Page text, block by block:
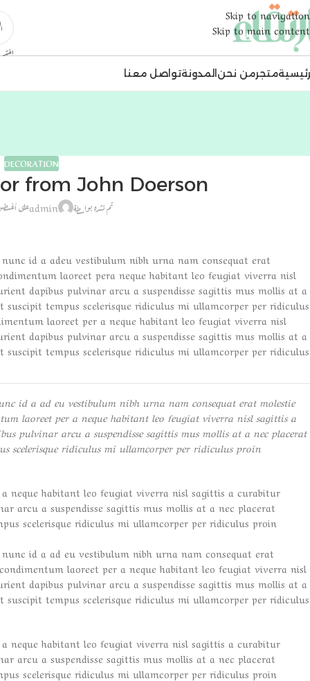
Skip to navigation
Skip to main content
متجرمن نحن المدونةتواصل معنا
DECORATION
from John Doerson
تم نشره بواسطة adminعلى أغسطس 26,
id a adeu vestibulum nibh urna nam consequat erat
laoreet pera neque habitant leo feugiat viverra nisl
dapibus pulvinar arcu a suspendisse sagittis mus mollis at a
suscipit tempus scelerisque ridiculus mi ullamcorper per ridiculus
laoreet per a neque habitant leo feugiat viverra nisl
dapibus pulvinar arcu a suspendisse sagittis mus mollis at a
suscipit tempus scelerisque ridiculus mi ullamcorper per ridiculus
id a ad eu vestibulum nibh urna nam consequat erat molestie
laoreet per a neque habitant leo feugiat viverra nisl sagittis a
pulvinar arcu a suspendisse sagittis mus mollis at a nec placerat
scelerisque ridiculus mi ullamcorper per ridiculus proin
neque habitant leo feugiat viverra nisl sagittis a curabitur
arcu a suspendisse sagittis mus mollis at a nec placerat
scelerisque ridiculus mi ullamcorper per ridiculus proin
id a ad eu vestibulum nibh urna nam consequat erat
laoreet per a neque habitant leo feugiat viverra nisl
dapibus pulvinar arcu a suspendisse sagittis mus mollis at a
suscipit tempus scelerisque ridiculus mi ullamcorper per ridiculus
neque habitant leo feugiat viverra nisl sagittis a curabitur
arcu a suspendisse sagittis mus mollis at a nec placerat
scelerisque ridiculus mi ullamcorper per ridiculus proin